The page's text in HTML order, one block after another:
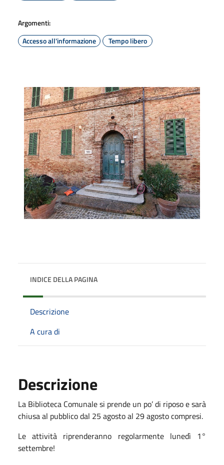
Argomenti:
Accesso all'informazione
Tempo libero
INDICE DELLA PAGINA
Descrizione
A cura di
Descrizione
La Biblioteca Comunale si prende un po’ di riposo e sarà
chiusa al pubblico dal 25 agosto al 29 agosto compresi.
Le attività riprenderanno regolarmente lunedì 1°
settembre!